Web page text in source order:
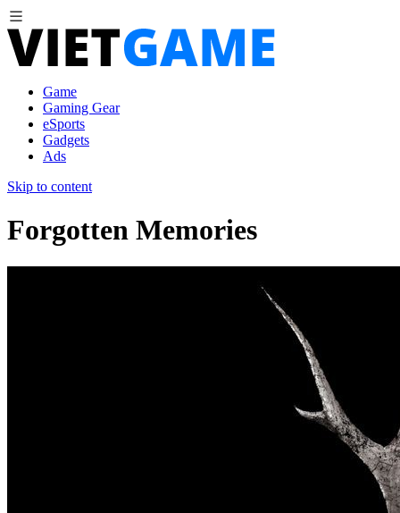
Game
Gaming Gear
eSports
Gadgets
Ads
Skip to content
Forgotten Memories